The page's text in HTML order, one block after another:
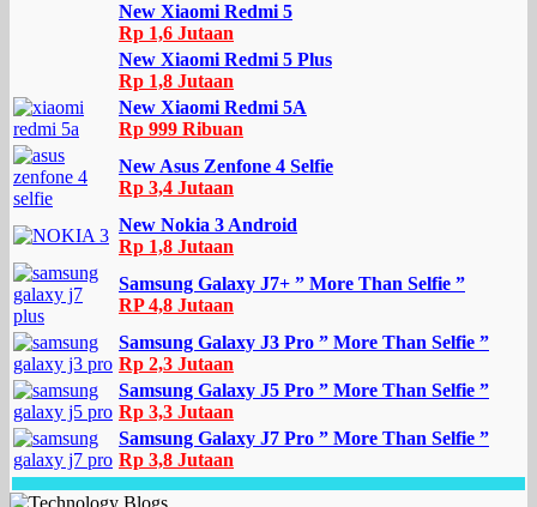
New Xiaomi Redmi 5
Rp 1,6 Jutaan
New Xiaomi Redmi 5 Plus
Rp 1,8 Jutaan
New Xiaomi Redmi 5A
Rp 999 Ribuan
New Asus Zenfone 4 Selfie
Rp 3,4 Jutaan
New Nokia 3 Android
Rp 1,8 Jutaan
Samsung Galaxy J7+ ” More Than Selfie ”
RP 4,8 Jutaan
Samsung Galaxy J3 Pro ” More Than Selfie ”
Rp 2,3 Jutaan
Samsung Galaxy J5 Pro ” More Than Selfie ”
Rp 3,3 Jutaan
Samsung Galaxy J7 Pro ” More Than Selfie ”
Rp 3,8 Jutaan